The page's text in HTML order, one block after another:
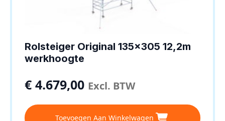
Rolsteiger Original 135×305 12,2m
werkhoogte
€ 4.679,00 Excl. BTW
Toevoegen Aan Winkelwagen